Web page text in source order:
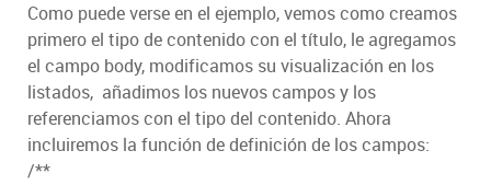
Como puede verse en el ejemplo, vemos como creamos
primero el tipo de contenido con el título, le agregamos
el campo body, modificamos su visualización en los
listados, añadimos los nuevos campos y los
referenciamos con el tipo del contenido. Ahora
incluiremos la función de definición de los campos:
/**